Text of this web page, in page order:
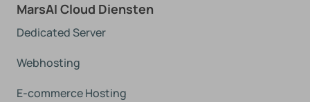
MarsAI Cloud Diensten
Dedicated Server
Webhosting
E-commerce Hosting